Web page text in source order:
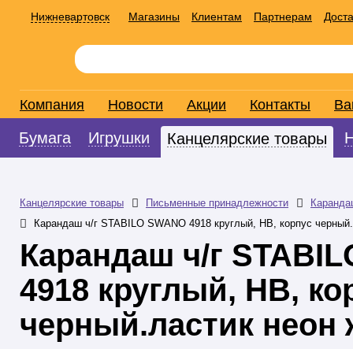
Нижневартовск Магазины Клиентам Партнерам
Компания Новости Акции Контакты
Бумага Игрушки Канцелярские товары
Канцелярские товары Письменные принадлежности
Карандаш ч/г STABILO SWANO 4918 круглый, НВ, корпус
Карандаш ч/г
4918 круглый, НВ,
черный.ластик неон